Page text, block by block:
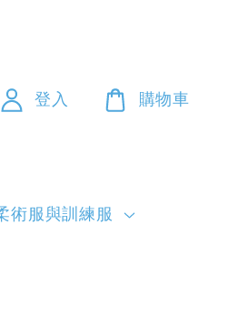
術服與訓練服
登入 購物車